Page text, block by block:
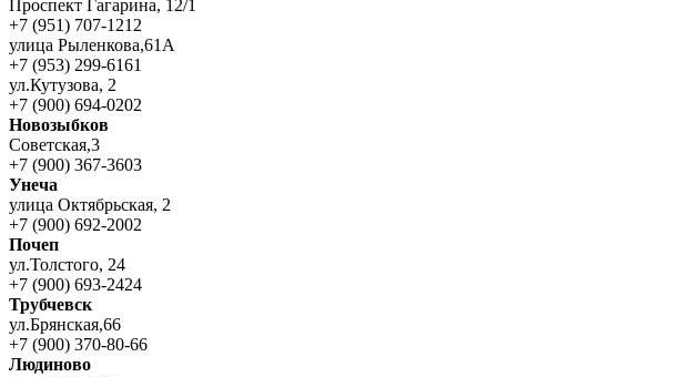
Проспект Гагарина, 12/1
+7 (951) 707-1212
улица Рыленкова,61А
+7 (953) 299-6161
ул.Кутузова, 2
+7 (900) 694-0202
Новозыбков
Советская,3
+7 (900) 367-3603
Унеча
улица Октябрьская, 2
+7 (900) 692-2002
Почеп
ул.Толстого, 24
+7 (900) 693-2424
Трубчевск
ул.Брянская,66
+7 (900) 370-80-66
Людиново